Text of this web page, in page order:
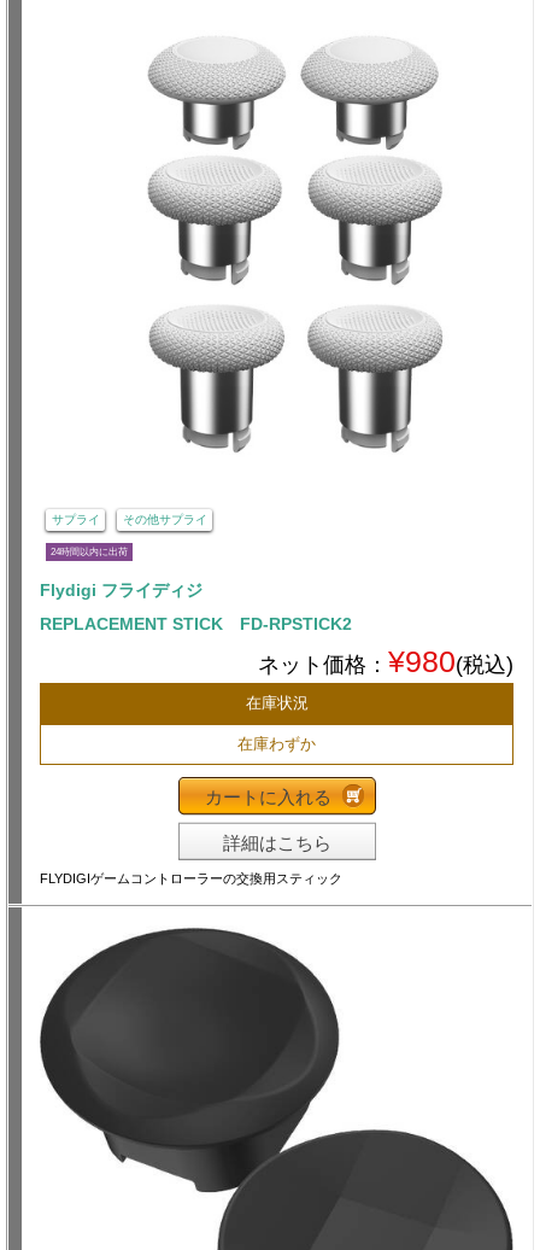
サプライ その他サプライ
24時間以内に出荷
Flydigi フライディジ
REPLACEMENT STICK FD-RPSTICK2
ネット価格： ¥980(税込)
在庫状況
在庫わずか
カートに入れる
詳細はこちら
FLYDIGIゲームコントローラーの交換用スティック